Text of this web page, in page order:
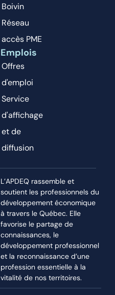
Boivin
Réseau
accès PME
Emplois
Offres
d'emploi
Service
d'affichage
et de
diffusion
L’APDEQ rassemble et
soutient les professionnels du
développement économique
à travers le Québec. Elle
favorise le partage de
connaissances, le
développement professionnel
et la reconnaissance d’une
profession essentielle à la
vitalité de nos territoires.